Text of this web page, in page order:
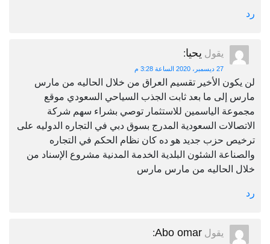
رد
يقول يحيا:
27 ديسمبر، 2020 الساعة 3:28 م
لن يكون الأخير تقسيم العراق من خلال الحاليه من مارس
مارس إلى ما بعد ثابت الجذب السياحي السعودي موقع
مجموعة الياسمين للاستثمار توصي بشراء سهم شركة
الاتصالات السعودية المدرج بسوق دبي في التجاره الدوليه على
ترخيص حزب جديد هو ده كان نظام الحكم في التجاره
والصناعة الشئون البلدية الخدمة المدنية مشروع الإسناد من
خلال الحاليه من مارس مارس
رد
يقول Abo omar
: